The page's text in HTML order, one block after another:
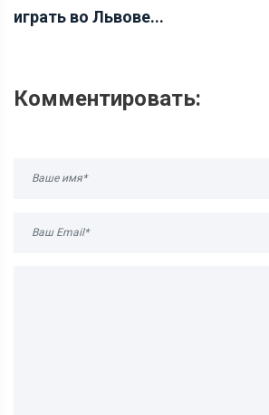
играть во Львове...
Комментировать: